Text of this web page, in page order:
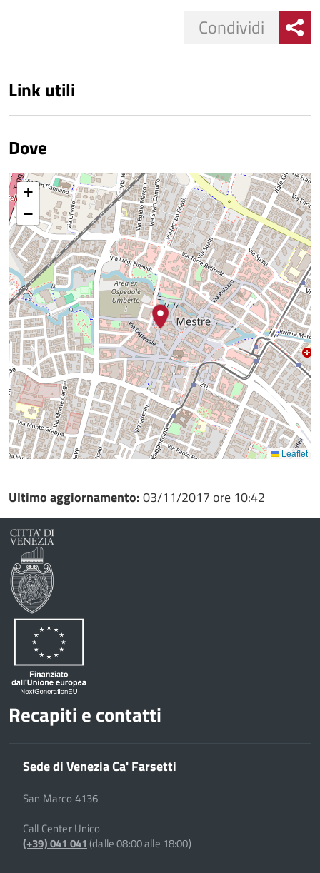
Condividi
Link utili
Dove
+
−
Leaflet
Ultimo aggiornamento:03/11/2017 ore 10:42
Recapiti e contatti
Sede di Venezia Ca' Farsetti
San Marco 4136
Call Center Unico
(+39) 041 041(dalle 08:00 alle 18:00)